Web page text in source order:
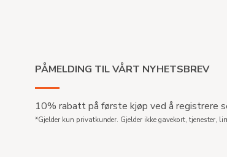
PÅMELDING TIL VÅRT NYHETSBREV
10% rabatt på første kjøp ved å registrere
*Gjelder kun privatkunder. Gjelder ikke gavekort, tjenester,